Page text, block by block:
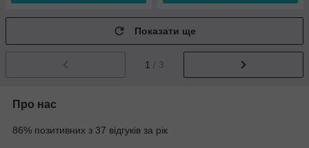
Показати ще
1 / 3
Про нас
86% позитивних з 37 відгуків за рік